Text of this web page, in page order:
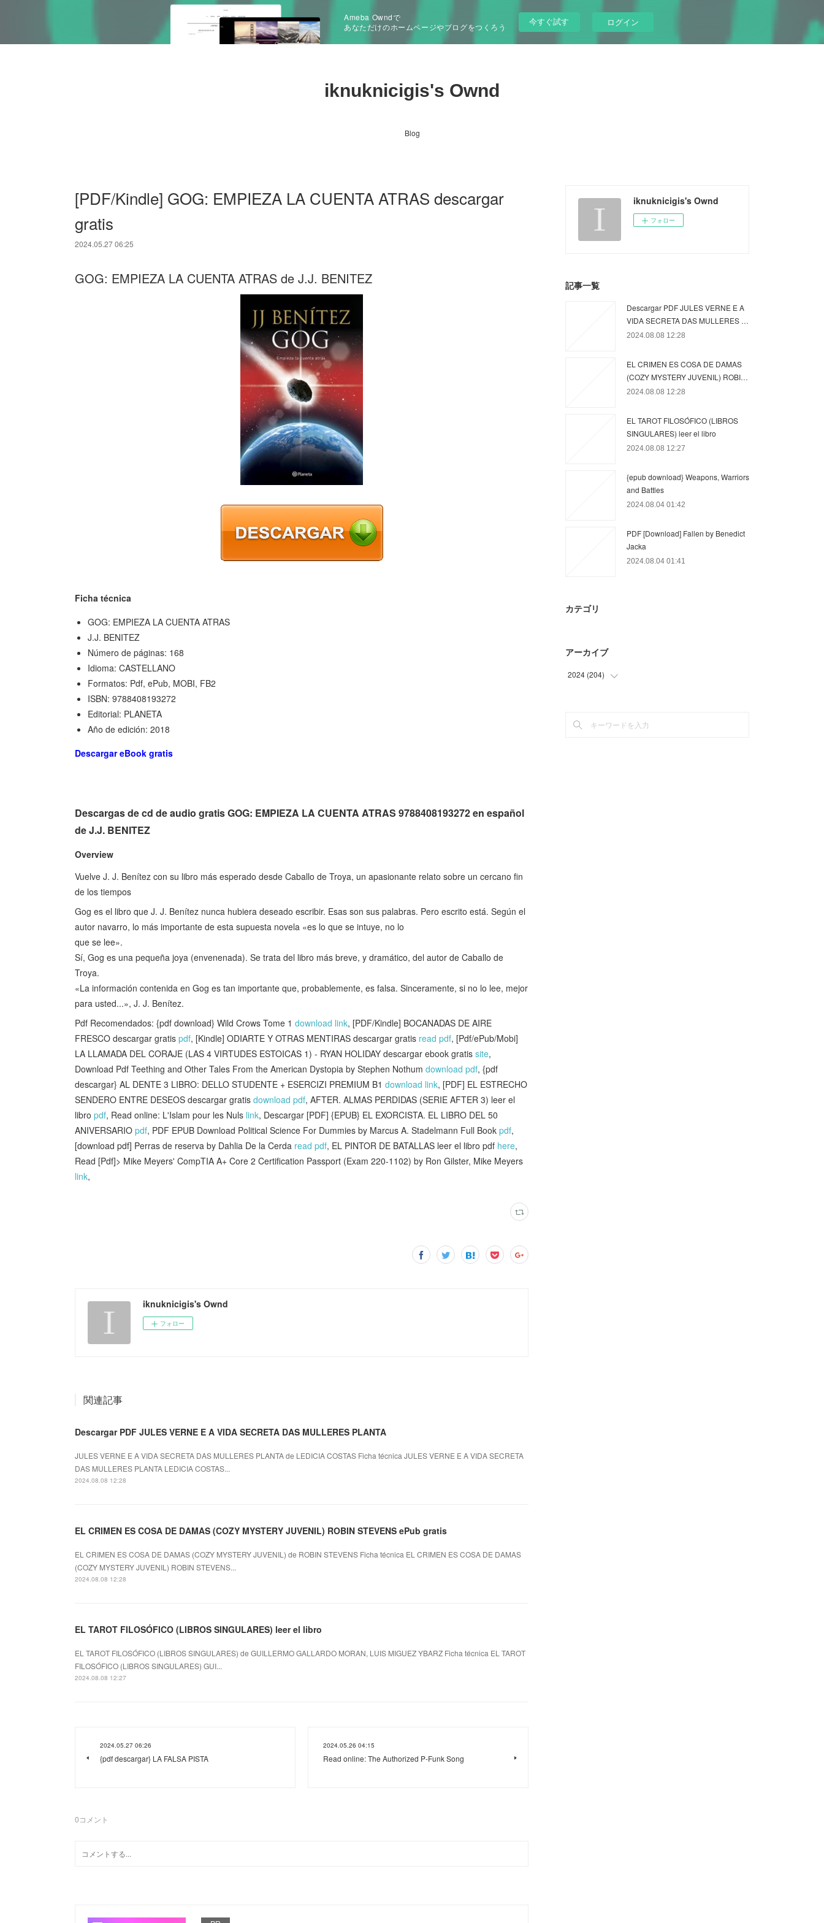
Ameba Owndで
あなただけのホームページやブログをつくろう
今すぐ試す ログイン
iknuknicigis's Ownd
Blog
[PDF/Kindle] GOG: EMPIEZA LA CUENTA ATRAS descargar
gratis
2024.05.27 06:25
GOG: EMPIEZA LA CUENTA ATRAS de J.J. BENITEZ
Ficha técnica
GOG: EMPIEZA LA CUENTA ATRAS
J.J. BENITEZ
Número de páginas: 168
Idioma: CASTELLANO
Formatos: Pdf, ePub, MOBI, FB2
ISBN: 9788408193272
Editorial: PLANETA
Año de edición: 2018
Descargar eBook gratis
Descargas de cd de audio gratis GOG: EMPIEZA LA CUENTA ATRAS 9788408193272 en español
de J.J. BENITEZ
Overview
Vuelve J. J. Benítez con su libro más esperado desde Caballo de Troya, un apasionante relato sobre un cercano fin
de los tiempos
Gog es el libro que J. J. Benítez nunca hubiera deseado escribir. Esas son sus palabras. Pero escrito está. Según el
autor navarro, lo más importante de esta supuesta novela «es lo que se intuye, no lo
que se lee».
Sí, Gog es una pequeña joya (envenenada). Se trata del libro más breve, y dramático, del autor de Caballo de
Troya.
«La información contenida en Gog es tan importante que, probablemente, es falsa. Sinceramente, si no lo lee, mejor
para usted...», J. J. Benítez.
Pdf Recomendados: {pdf download} Wild Crows Tome 1 download link, [PDF/Kindle] BOCANADAS DE AIRE
FRESCO descargar gratis pdf, [Kindle] ODIARTE Y OTRAS MENTIRAS descargar gratis read pdf, [Pdf/ePub/Mobi]
LA LLAMADA DEL CORAJE (LAS 4 VIRTUDES ESTOICAS 1) - RYAN HOLIDAY descargar ebook gratis site,
Download Pdf Teething and Other Tales From the American Dystopia by Stephen Nothum download pdf, {pdf
descargar} AL DENTE 3 LIBRO: DELLO STUDENTE + ESERCIZI PREMIUM B1 download link, [PDF] EL ESTRECHO
SENDERO ENTRE DESEOS descargar gratis download pdf, AFTER. ALMAS PERDIDAS (SERIE AFTER 3) leer el
libro pdf, Read online: L'Islam pour les Nuls link, Descargar [PDF] {EPUB} EL EXORCISTA. EL LIBRO DEL 50
ANIVERSARIO pdf, PDF EPUB Download Political Science For Dummies by Marcus A. Stadelmann Full Book pdf,
[download pdf] Perras de reserva by Dahlia De la Cerda read pdf, EL PINTOR DE BATALLAS leer el libro pdf here,
Read [Pdf]> Mike Meyers' CompTIA A+ Core 2 Certification Passport (Exam 220-1102) by Ron Gilster, Mike Meyers
link,
iknuknicigis's Ownd
フォロー
関連記事
Descargar PDF JULES VERNE E A VIDA SECRETA DAS MULLERES PLANTA
JULES VERNE E A VIDA SECRETA DAS MULLERES PLANTA de LEDICIA COSTAS Ficha técnica JULES VERNE E A VIDA SECRETA
DAS MULLERES PLANTA LEDICIA COSTAS...
2024.08.08 12:28
EL CRIMEN ES COSA DE DAMAS (COZY MYSTERY JUVENIL) ROBIN STEVENS ePub gratis
EL CRIMEN ES COSA DE DAMAS (COZY MYSTERY JUVENIL) de ROBIN STEVENS Ficha técnica EL CRIMEN ES COSA DE DAMAS
(COZY MYSTERY JUVENIL) ROBIN STEVENS...
2024.08.08 12:28
EL TAROT FILOSÓFICO (LIBROS SINGULARES) leer el libro
EL TAROT FILOSÓFICO (LIBROS SINGULARES) de GUILLERMO GALLARDO MORAN, LUIS MIGUEZ YBARZ Ficha técnica EL TAROT
FILOSÓFICO (LIBROS SINGULARES) GUI...
2024.08.08 12:27
2024.05.27 06:26
{pdf descargar} LA FALSA PISTA
2024.05.26 04:15
Read online: The Authorized P-Funk Song
0コメント
iknuknicigis's Ownd
フォロー
記事一覧
Descargar PDF JULES VERNE E A
VIDA SECRETA DAS MULLERES …
2024.08.08 12:28
EL CRIMEN ES COSA DE DAMAS
(COZY MYSTERY JUVENIL) ROBI…
2024.08.08 12:28
EL TAROT FILOSÓFICO (LIBROS
SINGULARES) leer el libro
2024.08.08 12:27
{epub download} Weapons, Warriors
and Battles
2024.08.04 01:42
PDF [Download] Fallen by Benedict
Jacka
2024.08.04 01:41
カテゴリ
アーカイブ
2024 (204)
(